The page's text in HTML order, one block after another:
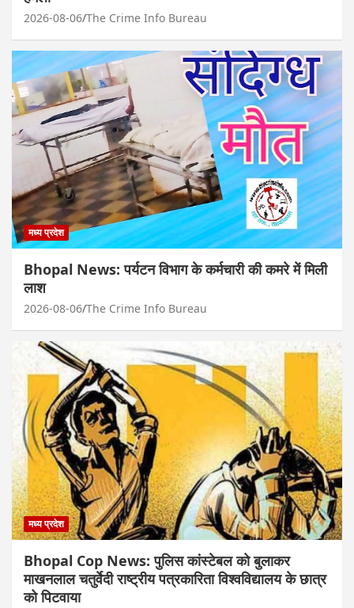
2026-08-06 The Crime Info Bureau
मध्य प्रदेश
Bhopal News: पर्यटन विभाग के कर्मचारी की कमरे में मिली
लाश
2026-08-06 The Crime Info Bureau
मध्य प्रदेश
Bhopal Cop News: पुलिस कांस्टेबल को बुलाकर
माखनलाल चतुर्वेदी राष्ट्रीय पत्रकारिता विश्वविद्यालय के छात्र
को पिटवाया